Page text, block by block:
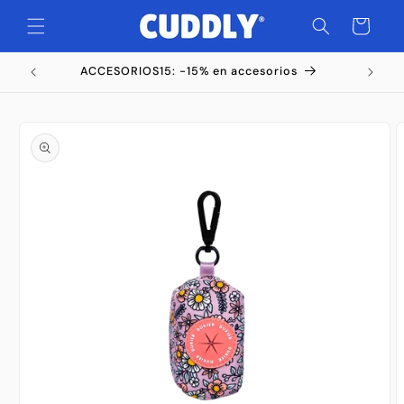
directamente
al contenido
Carrito
ACCESORIOS15: -15% en accesorios
a la
información